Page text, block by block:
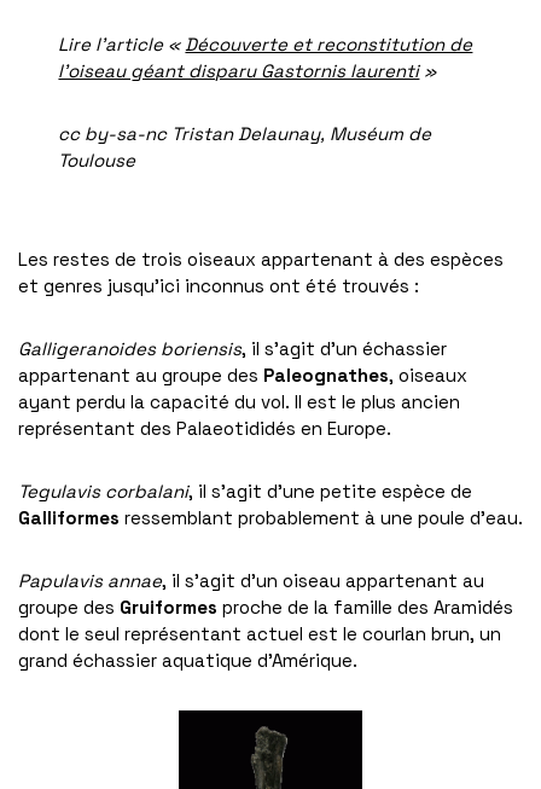
Lire l’article «Découverte et reconstitution de
l’oiseau géant disparu Gastornis laurenti»
cc by-sa-nc Tristan Delaunay, Muséum de
Toulouse
Les restes de trois oiseaux appartenant à des espèces
et genres jusqu’ici inconnus ont été trouvés :
Galligeranoides boriensis, il s’agit d’un échassier
appartenant au groupe des Paleognathes, oiseaux
ayant perdu la capacité du vol. Il est le plus ancien
représentant des Palaeotididés en Europe.
Tegulavis corbalani, il s’agit d’une petite espèce de
Galliformes ressemblant probablement à une poule d’eau.
Papulavis annae, il s’agit d’un oiseau appartenant au
groupe des Gruiformes proche de la famille des Aramidés
dont le seul représentant actuel est le courlan brun, un
grand échassier aquatique d’Amérique.